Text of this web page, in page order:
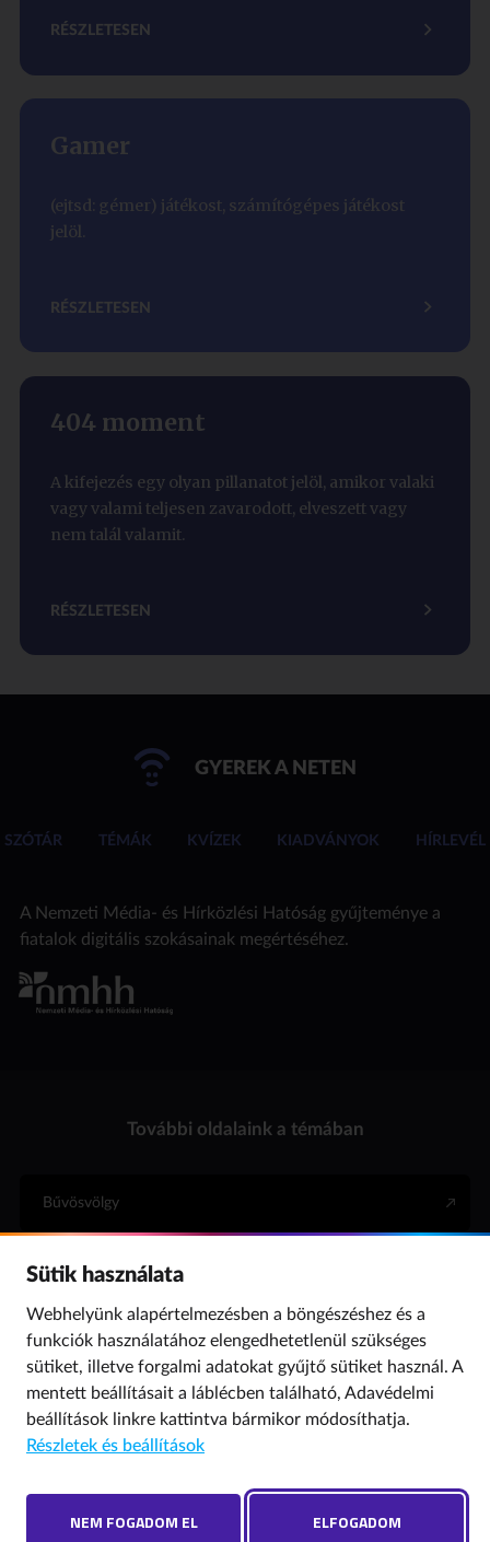
RÉSZLETESEN
Gamer
(ejtsd: gémer) játékost, számítógépes játékost
jelöl.
RÉSZLETESEN
404 moment
A kifejezés egy olyan pillanatot jelöl, amikor valaki
vagy valami teljesen zavarodott, elveszett vagy
nem talál valamit.
RÉSZLETESEN
GYEREK A NETEN
SZÓTÁR TÉMÁK KVÍZEK KIADVÁNYOK HÍRLEVÉL
A Nemzeti Média- és Hírközlési Hatóság gyűjteménye a
fiatalok digitális szokásainak megértéséhez.
További oldalaink a témában
Bűvösvölgy
Internet Hotline
Para (gyermekvédelem)
© 2019 NMHH Minden jog fenntartva. | Tárhelyszolgáltató: Nemzeti Média- és
Sütik használata
Webhelyünk alapértelmezésben a böngészéshez és a
funkciók használatához elengedhetetlenül szükséges
sütiket, illetve forgalmi adatokat gyűjtő sütiket használ. A
mentett beállításait a láblécben található, Adavédelmi
beállítások linkre kattintva bármikor módosíthatja.
Részletek és beállítások
NEM FOGADOM EL ELFOGADOM